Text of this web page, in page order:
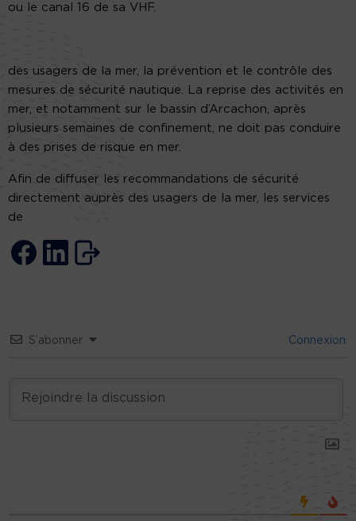
ou le canal 16 de sa VHF.
des usagers de la mer, la prévention et le contrôle des
mesures de sécurité nautique. La reprise des activités en
mer, et notamment sur le bassin d’Arcachon, après
plusieurs semaines de confinement, ne doit pas conduire
à des prises de risque en mer.
Afin de diffuser les recommandations de sécurité
directement auprès des usagers de la mer, les services
de
S’abonner Connexion